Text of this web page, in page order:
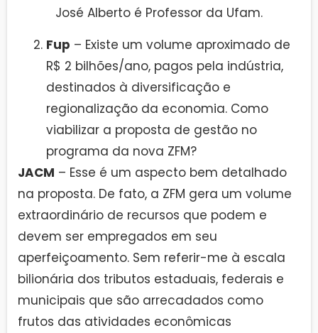
José Alberto é Professor da Ufam.
Fup – Existe um volume aproximado de
R$ 2 bilhões/ano, pagos pela indústria,
destinados à diversificação e
regionalização da economia. Como
viabilizar a proposta de gestão no
programa da nova ZFM?
JACM – Esse é um aspecto bem detalhado
na proposta. De fato, a ZFM gera um volume
extraordinário de recursos que podem e
devem ser empregados em seu
aperfeiçoamento. Sem referir-me à escala
bilionária dos tributos estaduais, federais e
municipais que são arrecadados como
frutos das atividades econômicas